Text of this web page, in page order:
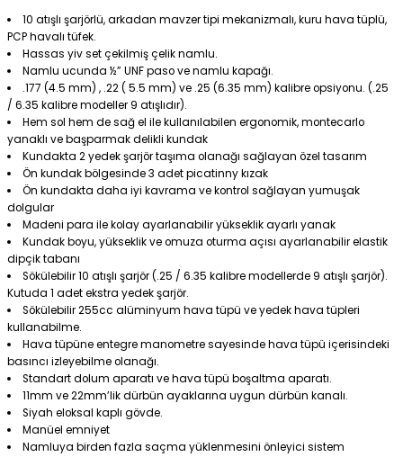
10 atışlı şarjörlü, arkadan mavzer tipi mekanizmalı, kuru hava tüplü,
PCP havalı tüfek.
Hassas yiv set çekilmiş çelik namlu.
Namlu ucunda ½” UNF paso ve namlu kapağı.
.177 (4.5 mm) , .22 ( 5.5 mm) ve .25 (6.35 mm) kalibre opsiyonu. (.25
/ 6.35 kalibre modeller 9 atışlıdır).
Hem sol hem de sağ el ile kullanılabilen ergonomik, montecarlo
yanaklı ve başparmak delikli kundak
Kundakta 2 yedek şarjör taşıma olanağı sağlayan özel tasarım
Ön kundak bölgesinde 3 adet picatinny kızak
Ön kundakta daha iyi kavrama ve kontrol sağlayan yumuşak
dolgular
Madeni para ile kolay ayarlanabilir yükseklik ayarlı yanak
Kundak boyu, yükseklik ve omuza oturma açısı ayarlanabilir elastik
dipçik tabanı
Sökülebilir 10 atışlı şarjör (.25 / 6.35 kalibre modellerde 9 atışlı şarjör).
Kutuda 1 adet ekstra yedek şarjör.
Sökülebilir 255cc alüminyum hava tüpü ve yedek hava tüpleri
kullanabilme.
Hava tüpüne entegre manometre sayesinde hava tüpü içerisindeki
basıncı izleyebilme olanağı.
Standart dolum aparatı ve hava tüpü boşaltma aparatı.
11mm ve 22mm’lik dürbün ayaklarına uygun dürbün kanalı.
Siyah eloksal kaplı gövde.
Manüel emniyet
Namluya birden fazla saçma yüklenmesini önleyici sistem